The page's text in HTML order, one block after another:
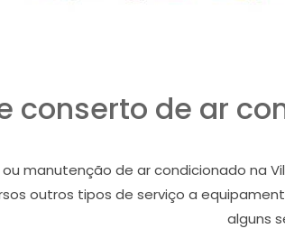
conserto de ar
manutenção de ar condicionado na
outros tipos de serviço a
alguns